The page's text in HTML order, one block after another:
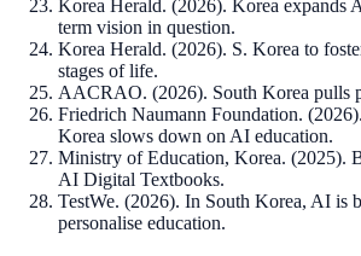
Korea Herald. (2026). Korea expands
term vision in question.
Korea Herald. (2026). S. Korea to
stages of life.
AACRAO. (2026). South Korea pulls
Friedrich Naumann Foundation.
Korea slows down on AI education.
Ministry of Education, Korea. (2025).
AI Digital Textbooks.
TestWe. (2026). In South Korea, AI is
personalise education.